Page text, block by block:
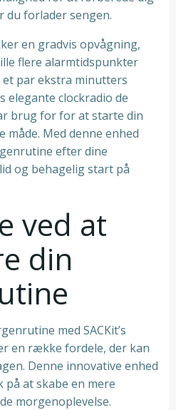
du forlader sengen.
en gradvis opvågning,
flere alarmtidspunkter
par ekstra minutters
elegante clockradio de
brug for for at starte din
måde. Med denne enhed
efter dine
og behagelig start på
ved at
din
med SACKit’s
en række fordele, der kan
Denne innovative enhed
på at skabe en mere
morgenoplevelse.